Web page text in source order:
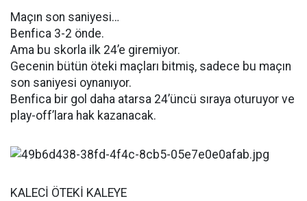
Maçın son saniyesi…
Benfica 3-2 önde.
Ama bu skorla ilk 24’e giremiyor.
Gecenin bütün öteki maçları bitmiş, sadece bu maçın
son saniyesi oynanıyor.
Benfica bir gol daha atarsa 24’üncü sıraya oturuyor ve
play-off’lara hak kazanacak.
KALECİ ÖTEKİ KALEYE